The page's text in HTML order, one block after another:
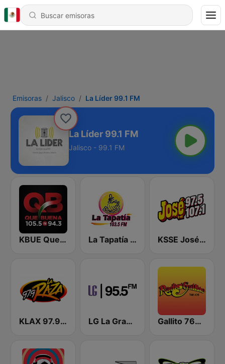
Emisoras Jalisco La Líder 99.1 FM
La Líder 99.1 FM
Jalisco - 99.1 FM
KBUE Que Buena 105.5 / 94.3 FM (US Only) La Tapatía 103.5 FM KSSE José 97.5 y 107.1
KLAX 97.9 La Raza FM LG La Grande Gallito 760 AM